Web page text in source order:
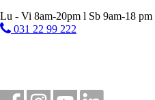
Lu - Vi 8am-20pm l Sb 9am-18 pm
031 22 99 222